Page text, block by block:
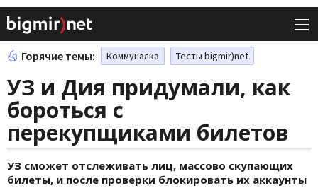
Горячие темы: Коммуналка Тесты bigmir)net
УЗ и Дия придумали, как
бороться с
перекупщиками билетов
УЗ сможет отслеживать лиц, массово скупающих
билеты, и после проверки блокировать их аккаунты